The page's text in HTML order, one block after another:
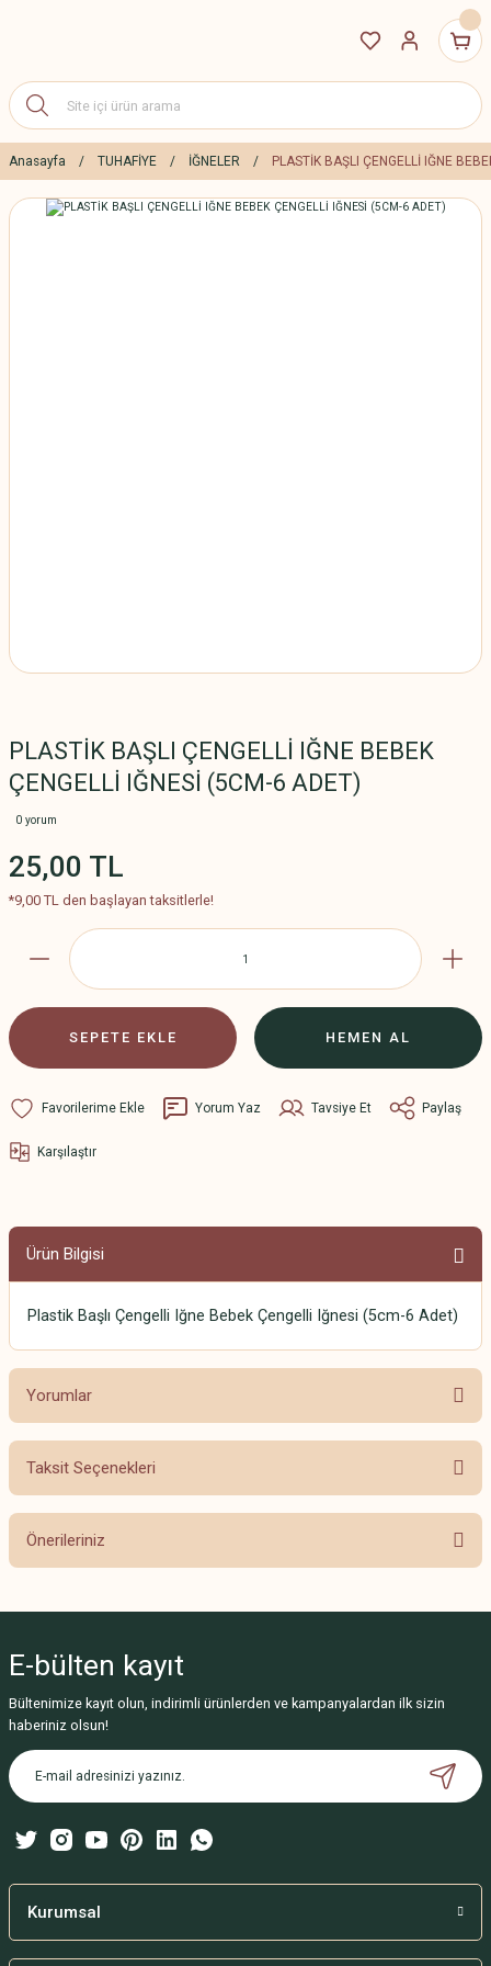
Anasayfa TUHAFİYE İĞNELER PLASTİK BAŞLI ÇENGELLİ IĞNE
PLASTİK BAŞLI ÇENGELLİ IĞNE BEBEK
ÇENGELLİ IĞNESİ (5CM-6 ADET)
0 yorum
25,00 TL
*9,00 TL den başlayan taksitlerle!
SEPETE EKLE HEMEN AL
Yorum Yaz Tavsiye Et Paylaş
Karşılaştır
Ürün Bilgisi
Plastik Başlı Çengelli Iğne Bebek Çengelli Iğnesi (5cm-6 Adet)
Yorumlar
Bu ürüne ilk yorumu siz yapın!
Taksit Seçenekleri
Önerileriniz
Görüş ve önerileriniz için teşekkür ederiz.
Ürün resmi kalitesiz, bozuk veya görüntülenemiyor.
Ürün açıklamasında eksik bilgiler bulunuyor.
Ürün bilgilerinde hatalar bulunuyor.
Bu ürüne benzer farklı alternatifler olmalı.
E-bülten kayıt
Bültenimize kayıt olun, indirimli ürünlerden ve kampanyalardan ilk sizin
haberiniz olsun!
Kurumsal